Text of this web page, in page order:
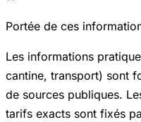
Portée de ces
Les informations
cantine, transport) sont
de sources publiques.
tarifs exacts sont fixés